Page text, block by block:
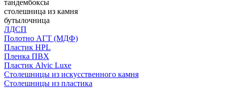
тандембоксы
столешница из камня
бутылочница
ЛДСП
Полотно АГТ (МДФ)
Пластик HPL
Пленка ПВХ
Пластик Alvic Luxe
Столешницы из искусственного камня
Столешницы из пластика